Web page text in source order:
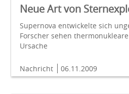
Neue Art von
Supernova entwickelte sich
Forscher sehen
Ursache
Nachricht 06.11.2009